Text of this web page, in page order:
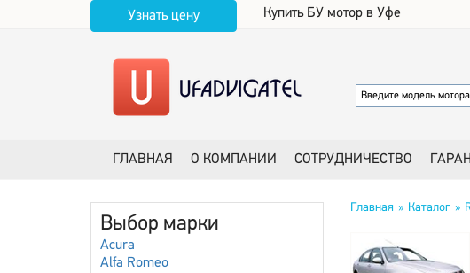
Узнать цену Купить БУ мотор в Уфе
ГЛАВНАЯ О КОМПАНИИ СОТРУДНИЧЕСТВО
Выбор марки
Acura
Alfa Romeo
Главная Каталог